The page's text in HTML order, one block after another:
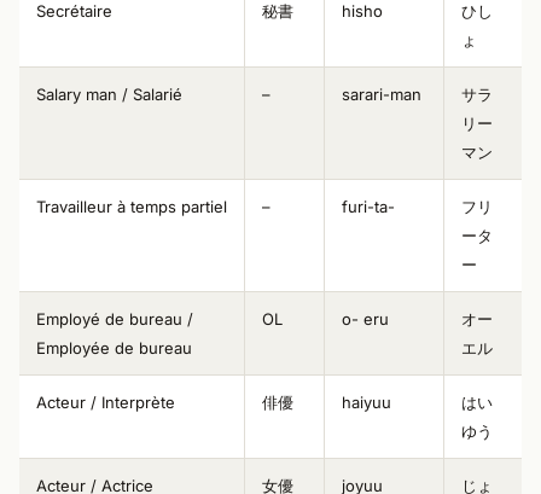
Secrétaire 秘書 hisho
ひし
ょ
Salary man / Salarié – sarari-man
サラ
リー
マン
Travailleur à temps partiel – furi-ta-
フリ
ータ
ー
Employé de bureau /
Employée de bureau
OL o- eru
オー
エル
Acteur / Interprète 俳優 haiyuu
はい
ゆう
Acteur / Actrice 女優 joyuu
じょ